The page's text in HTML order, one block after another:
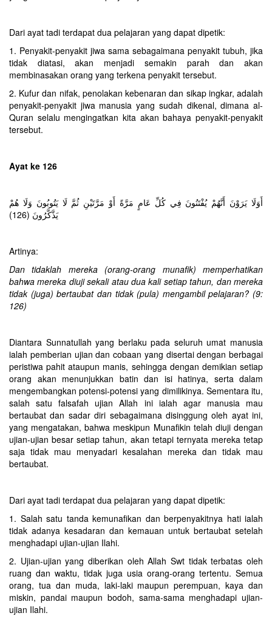
Dari ayat tadi terdapat dua pelajaran yang dapat dipetik:‎
1. Penyakit-penyakit jiwa sama sebagaimana penyakit tubuh, jika
tidak diatasi, akan menjadi semakin parah dan akan
membinasakan orang yang terkena penyakit tersebut.
2. Kufur dan nifak, penolakan kebenaran dan sikap ingkar, adalah
penyakit-penyakit jiwa manusia yang sudah dikenal, dimana al-
Quran selalu mengingatkan kita akan bahaya penyakit-penyakit
tersebut.
Ayat ke 126
أَوَلَا يَرَوْنَ أَنَّهُمْ يُفْتَنُونَ فِي كُلِّ عَامٍ مَرَّةً أَوْ مَرَّتَيْنِ ثُمَّ لَا يَتُوبُونَ وَلَا هُمْ
يَذَّكَّرُونَ (126)
Artinya:
Dan tidaklah mereka (orang-orang munafik) memperhatikan
bahwa mereka diuji sekali atau dua kali setiap tahun, dan mereka
tidak (juga) bertaubat dan tidak (pula) mengambil pelajaran? (9:
126)
Diantara Sunnatullah yang berlaku pada seluruh umat manusia
ialah pemberian ujian dan cobaan yang disertai dengan berbagai
peristiwa pahit ataupun manis, sehingga dengan demikian setiap
orang akan menunjukkan batin dan isi hatinya, serta dalam
mengembangkan potensi-potensi yang dimilikinya. Sementara itu,
salah satu falsafah ujian Allah ini ialah agar manusia mau
bertaubat dan sadar diri sebagaimana disinggung oleh ayat ini,
yang mengatakan, bahwa meskipun Munafikin telah diuji dengan
ujian-ujian besar setiap tahun, akan tetapi ternyata mereka tetap
saja tidak mau menyadari kesalahan mereka dan tidak mau
bertaubat.
Dari ayat tadi terdapat dua pelajaran yang dapat dipetik:‎
1. Salah satu tanda kemunafikan dan berpenyakitnya hati ialah
tidak adanya kesadaran dan kemauan untuk bertaubat setelah
menghadapi ujian-ujian Ilahi.
2. Ujian-ujian yang diberikan oleh Allah Swt tidak terbatas oleh
ruang dan waktu, tidak juga usia orang-orang tertentu. Semua
orang, tua dan muda, laki-laki maupun perempuan, kaya dan
miskin, pandai maupun bodoh, sama-sama menghadapi ujian-
ujian Ilahi.